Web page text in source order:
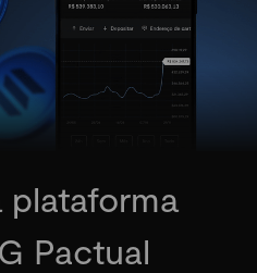
plataforma
Pactual